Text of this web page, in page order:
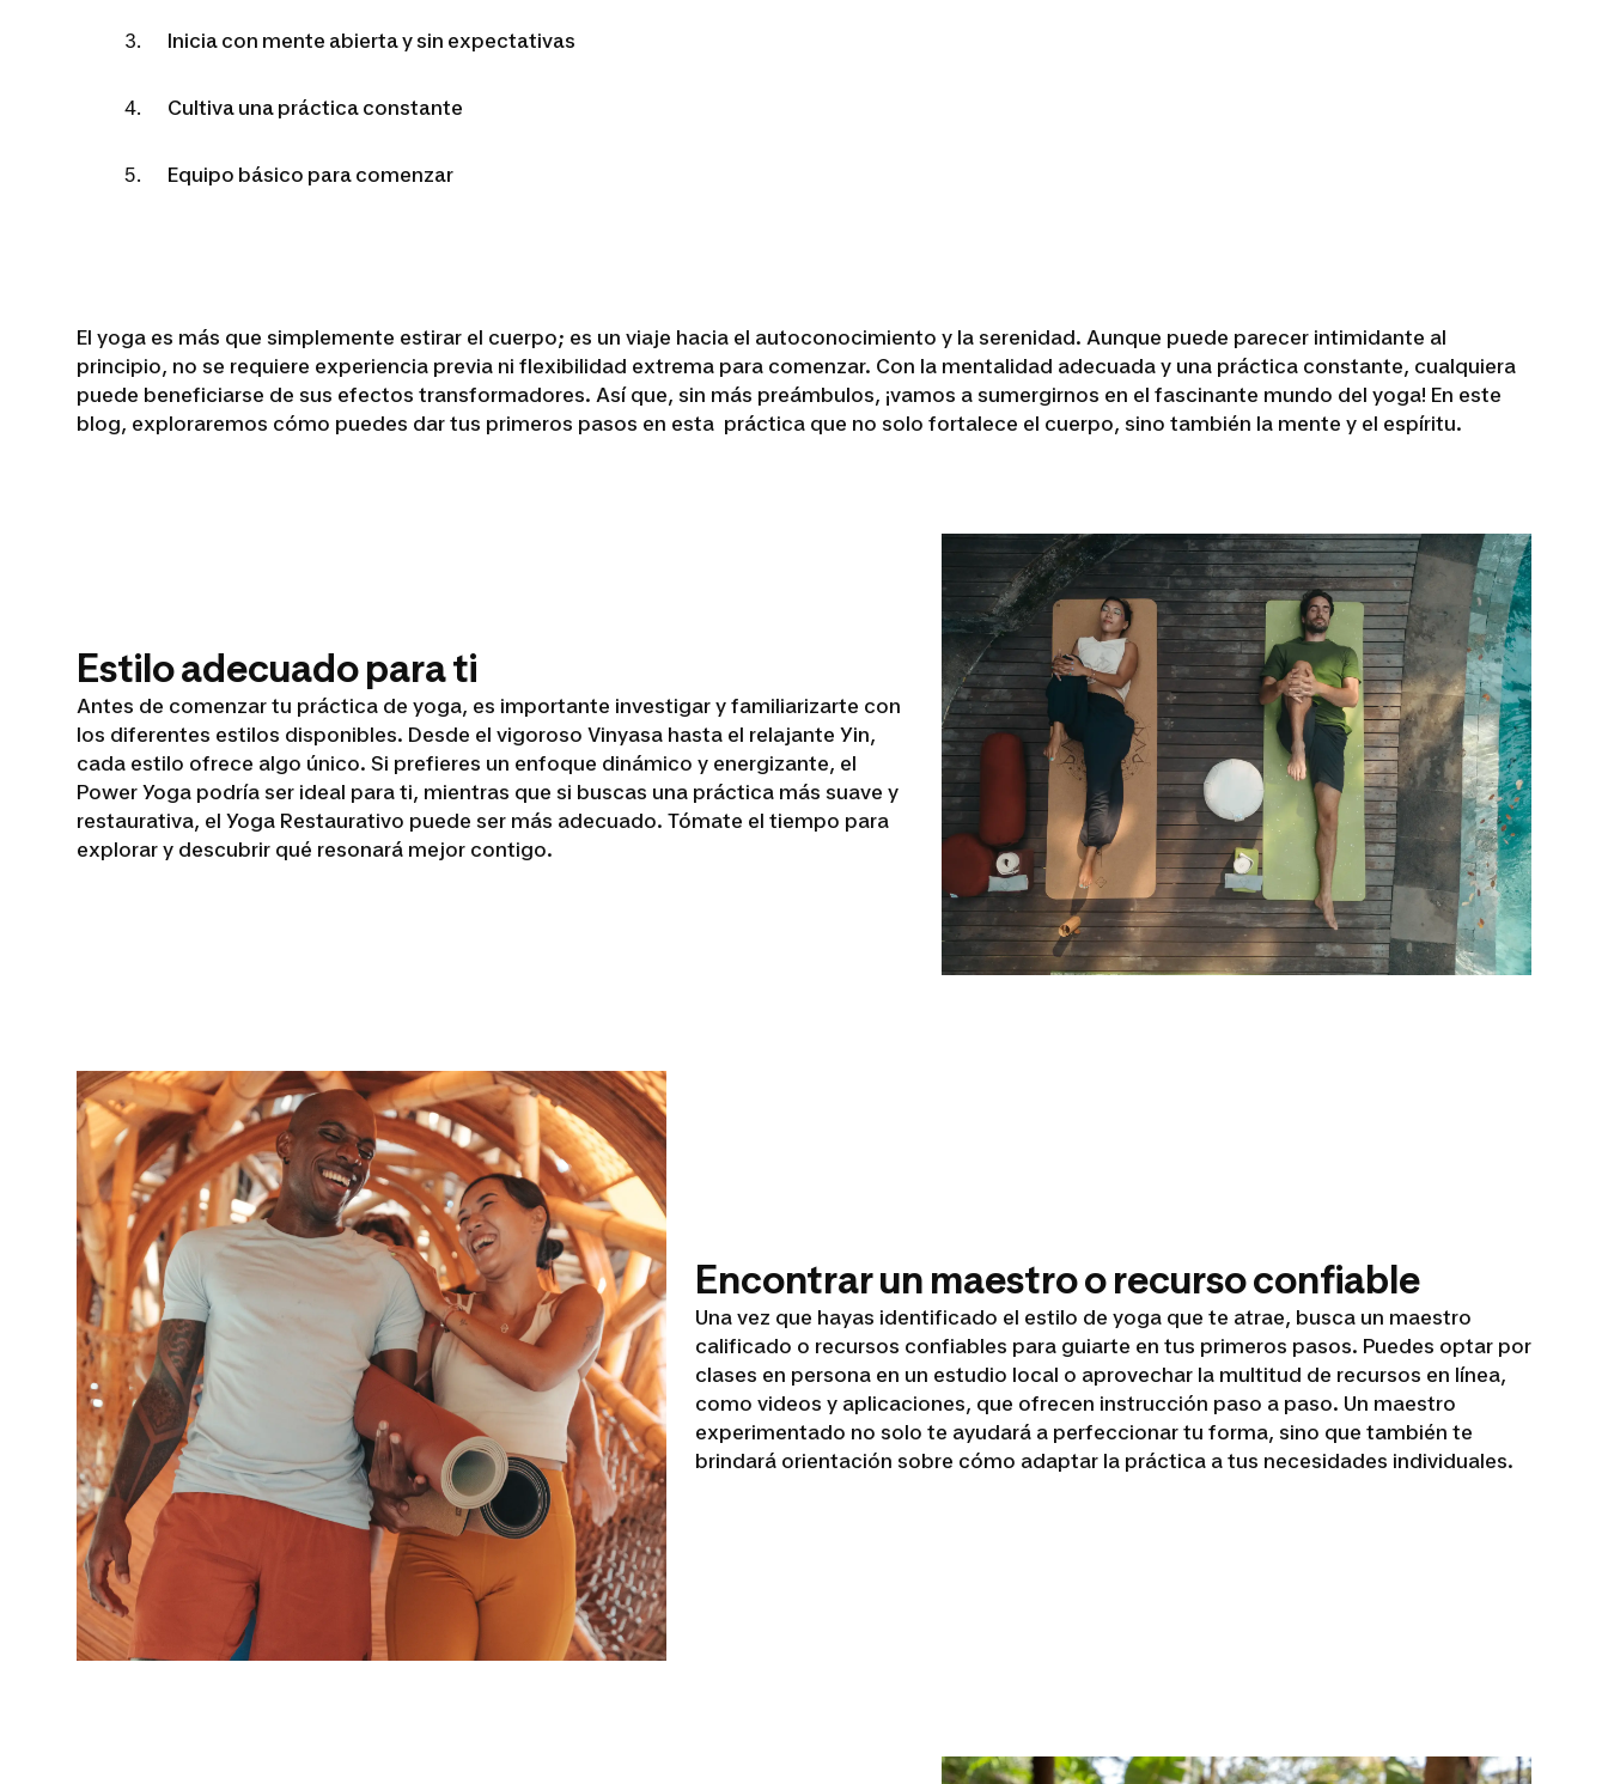
Inicia con mente abierta y sin expectativas
Cultiva una práctica constante
Equipo básico para comenzar
El yoga es más que simplemente estirar el cuerpo; es un viaje hacia el autoconocimiento y la serenidad. Aunque puede parecer intimidante al
principio, no se requiere experiencia previa ni flexibilidad extrema para comenzar. Con la mentalidad adecuada y una práctica constante, cualquiera
puede beneficiarse de sus efectos transformadores. Así que, sin más preámbulos, ¡vamos a sumergirnos en el fascinante mundo del yoga! En este
blog, exploraremos cómo puedes dar tus primeros pasos en esta práctica que no solo fortalece el cuerpo, sino también la mente y el espíritu.
Estilo adecuado para ti
Antes de comenzar tu práctica de yoga, es importante investigar y familiarizarte con
los diferentes estilos disponibles. Desde el vigoroso Vinyasa hasta el relajante Yin,
cada estilo ofrece algo único. Si prefieres un enfoque dinámico y energizante, el
Power Yoga podría ser ideal para ti, mientras que si buscas una práctica más suave y
restaurativa, el Yoga Restaurativo puede ser más adecuado. Tómate el tiempo para
explorar y descubrir qué resonará mejor contigo.
Encontrar un maestro o recurso confiable
Una vez que hayas identificado el estilo de yoga que te atrae, busca un maestro
calificado o recursos confiables para guiarte en tus primeros pasos. Puedes optar por
clases en persona en un estudio local o aprovechar la multitud de recursos en línea,
como videos y aplicaciones, que ofrecen instrucción paso a paso. Un maestro
experimentado no solo te ayudará a perfeccionar tu forma, sino que también te
brindará orientación sobre cómo adaptar la práctica a tus necesidades individuales.